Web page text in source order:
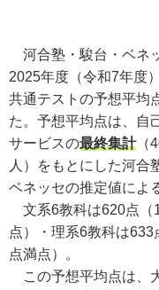
河合塾・駿台・ベネ
2025年度（令和7年度
共通テストの予想平均
た。予想平均点は、自
サービスの最終集計（
人）をもとにした河合
ベネッセの推定値によ
文系6教科は620点（
点）・理系6教科は633
点満点）。
この予想平均点は、